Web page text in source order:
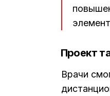
Проект
Врачи